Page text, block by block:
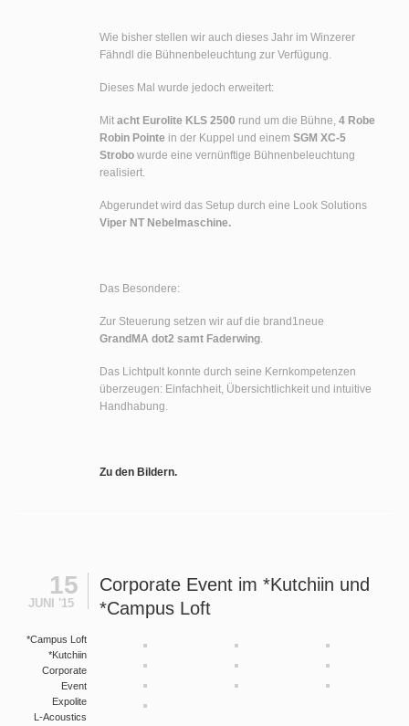
Wie bisher stellen wir auch dieses Jahr im Winzerer
Fähndl die Bühnenbeleuchtung zur Verfügung.
Dieses Mal wurde jedoch erweitert:
Mitacht Eurolite KLS 2500 rund um die Bühne,4 Robe
Robin Pointe in der Kuppel und einem SGM XC-5
Strobo wurde eine vernünftige Bühnenbeleuchtung
realisiert.
Abgerundet wird das Setup durch eine Look Solutions
Viper NT Nebelmaschine.
Das Besondere:
Zur Steuerung setzen wir auf die brand1neue
GrandMA dot2 samt Faderwing.
Das Lichtpult konnte durch seine Kernkompetenzen
überzeugen: Einfachheit, Übersichtlichkeit und intuitive
Handhabung.
Zu den Bildern.
15
JUNI '15
*Campus Loft
*Kutchiin
Corporate
Event
Expolite
L-Acoustics
Corporate Event im *Kutchiin und
*Campus Loft